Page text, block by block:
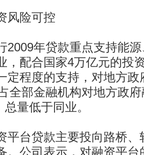
险可控
年贷款重点支持能源
，配合国家4万亿元的投
定程度的支持，对地方政
全部金融机构对地方政
量低于同业。
台贷款主要投向路桥、
。公司表示，对融资平台